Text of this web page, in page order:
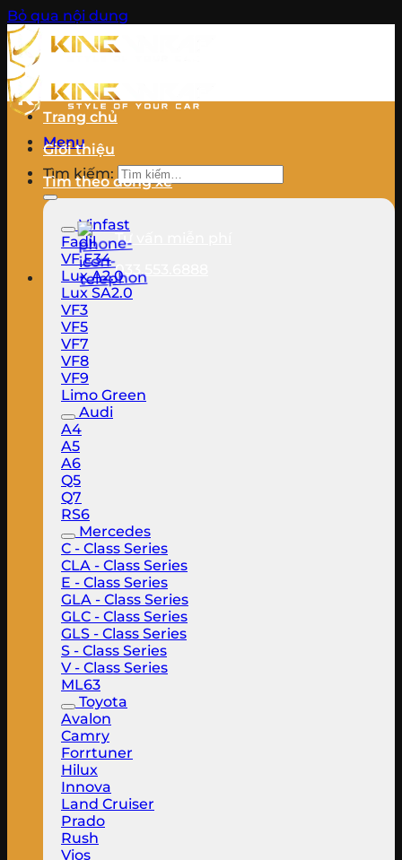
Bỏ qua nội dung
Menu
Tìm kiếm:
Tư vấn miễn phí
033.553.6888
Trang chủ
Giới thiệu
Tìm theo dòng xe
Vinfast
Fadil
VF E34
Lux A2.0
Lux SA2.0
VF3
VF5
VF7
VF8
VF9
Limo Green
Audi
A4
A5
A6
Q5
Q7
RS6
Mercedes
C - Class Series
CLA - Class Series
E - Class Series
GLA - Class Series
GLC - Class Series
GLS - Class Series
S - Class Series
V - Class Series
ML63
Toyota
Avalon
Camry
Forrtuner
Hilux
Innova
Land Cruiser
Prado
Rush
Vios